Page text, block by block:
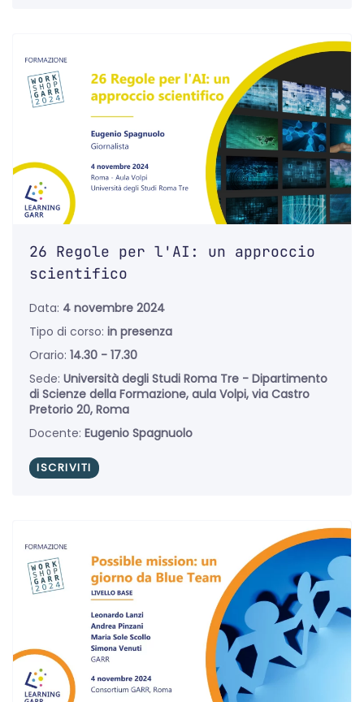
26 Regole per l'AI: un approccio
scientifico
Data: 4 novembre 2024
Tipo di corso: in presenza
Orario: 14.30 - 17.30
Sede: Università degli Studi Roma Tre - Dipartimento
di Scienze della Formazione, aula Volpi, via Castro
Pretorio 20, Roma
Docente: Eugenio Spagnuolo
ISCRIVITI